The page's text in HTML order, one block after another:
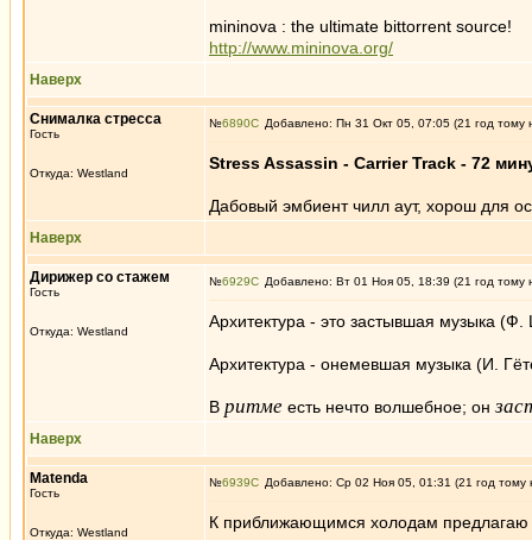
mininova : the ultimate bittorrent source!
http://www.mininova.org/
Наверх
Снималка стресса
Гость
Откуда: Westland
№6890 Добавлено: Пн 31 Окт 05, 07:05 (21 год тому
Stress Assassin - Carrier Track - 72
Дабовый эмбиент чилл аут, хорош для
Наверх
Дирижер со стажем
Гость
Откуда: Westland
№6929 Добавлено: Вт 01 Ноя 05, 18:39 (21 год тому
Архитектура - это застывшая музыка
Архитектура - онемевшая музыка (И.
В ритме есть нечто волшебное; он
Наверх
Matenda
Гость
Откуда: Westland
№6939 Добавлено: Ср 02 Ноя 05, 01:31 (21 год тому
К приближающимся холодам предлагаю